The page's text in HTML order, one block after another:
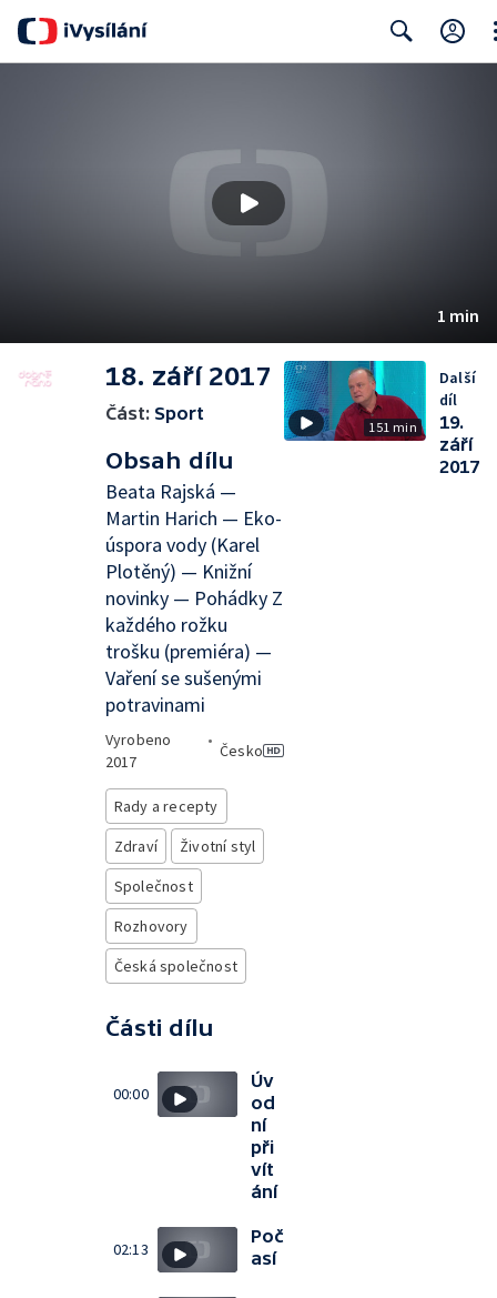
1 min
18. září 2017
Část: Sport
Obsah dílu
Beata Rajská —
Martin Harich — Eko-
úspora vody (Karel
Plotěný) — Knižní
novinky — Pohádky Z
každého rožku
trošku (premiéra) —
Vaření se sušenými
potravinami
Vyrobeno
2017
•
Česko
Rady a recepty
Zdraví
Životní styl
Společnost
Rozhovory
Česká společnost
Části dílu
00:00
Úv
od
ní
při
vít
ání
02:13
Poč
así
151 min
Další
díl
19.
září
2017